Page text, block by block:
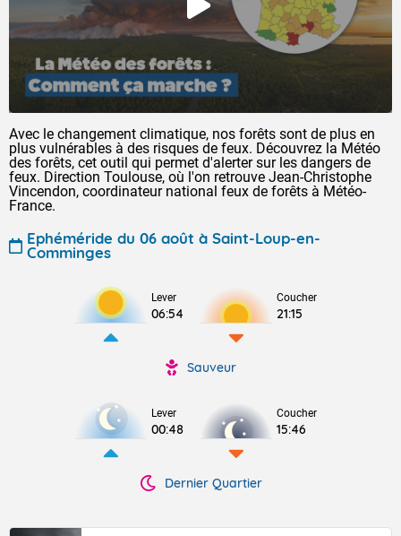
Avec le changement climatique, nos forêts sont de plus en
plus vulnérables à des risques de feux. Découvrez la Météo
des forêts, cet outil qui permet d'alerter sur les dangers de
feux. Direction Toulouse, où l'on retrouve Jean-Christophe
Vincendon, coordinateur national feux de forêts à Météo-
France.
Ephéméride du 06 août à Saint-Loup-en-
Comminges
Lever
06:54
Coucher
21:15
Sauveur
Lever
00:48
Coucher
15:46
Dernier Quartier